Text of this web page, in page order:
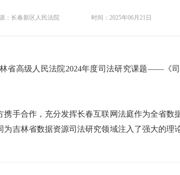
： 长春新区人民法院 时间： 2025年06月21日
省高级人民法院2024年度司法研究课题——《
手合作，充分发挥长春互联网法庭作为全省数
吉林省数据资源司法研究领域注入了强大的理